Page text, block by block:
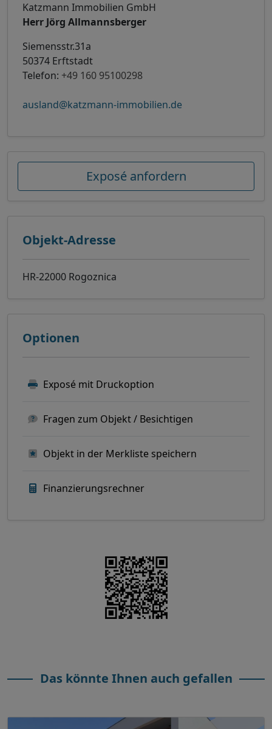
Katzmann Immobilien GmbH
Herr Jörg Allmannsberger
Siemensstr.31a
50374 Erftstadt
Telefon: +49 160 95100298
ausland@katzmann-immobilien.de
Exposé anfordern
Objekt-Adresse
HR-22000 Rogoznica
Optionen
Exposé mit Druckoption
Fragen zum Objekt / Besichtigen
Objekt in der Merkliste speichern
Finanzierungsrechner
Das könnte Ihnen auch gefallen